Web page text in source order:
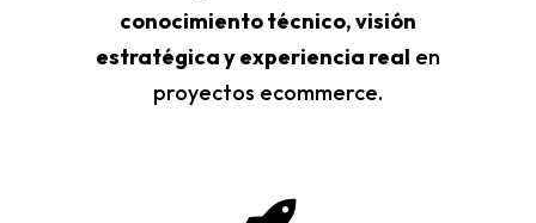
conocimiento técnico, visión
estratégica y experiencia real en
proyectos ecommerce.